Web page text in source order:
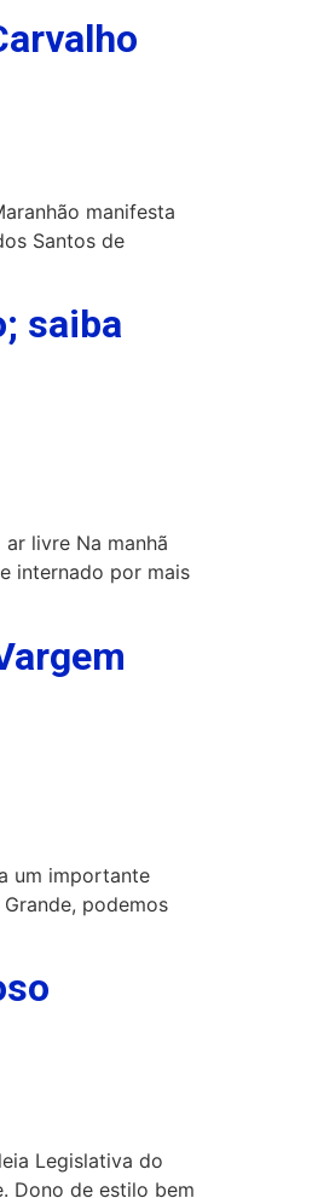
manifesta
Santos de
saiba
livre Na manhã
internado por mais
um importante
podemos
Legislativa do
Dono de estilo bem